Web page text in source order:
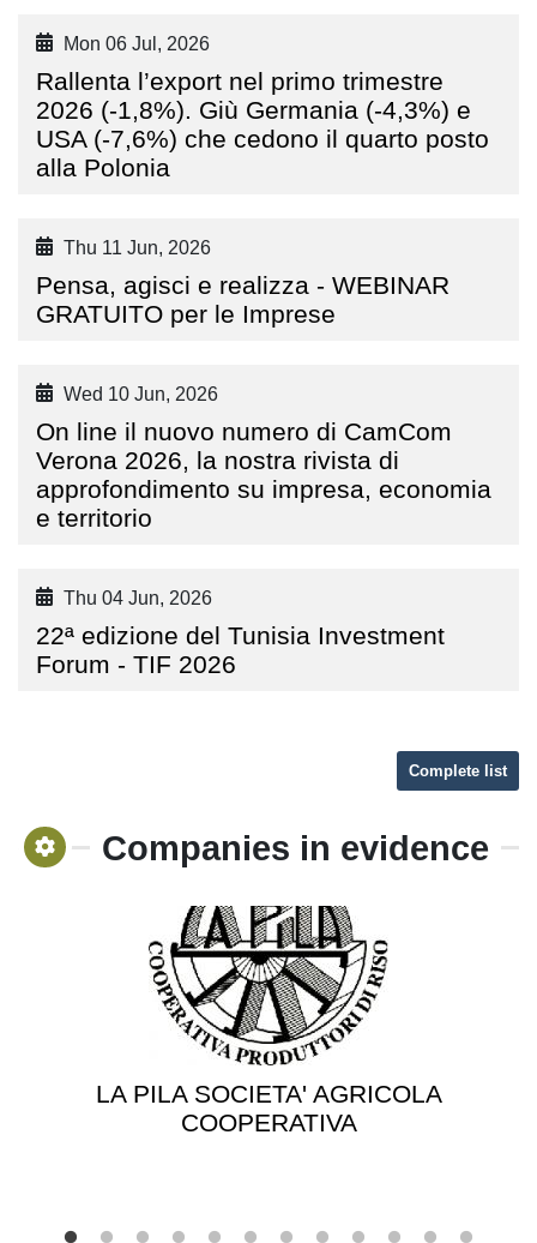
Mon 06 Jul, 2026
Rallenta l’export nel primo trimestre
2026 (-1,8%). Giù Germania (-4,3%) e
USA (-7,6%) che cedono il quarto posto
alla Polonia
Thu 11 Jun, 2026
Pensa, agisci e realizza - WEBINAR
GRATUITO per le Imprese
Wed 10 Jun, 2026
On line il nuovo numero di CamCom
Verona 2026, la nostra rivista di
approfondimento su impresa, economia
e territorio
Thu 04 Jun, 2026
22ª edizione del Tunisia Investment
Forum - TIF 2026
Complete list
Companies in evidence
LA PILA SOCIETA' AGRICOLA
COOPERATIVA